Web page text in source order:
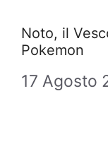
Noto, il
Pokemon
17 Agosto